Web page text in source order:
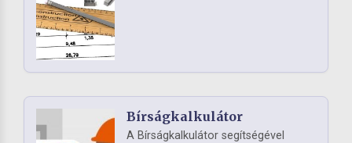
Bírságkalkulátor
A Bírságkalkulátor segítségével